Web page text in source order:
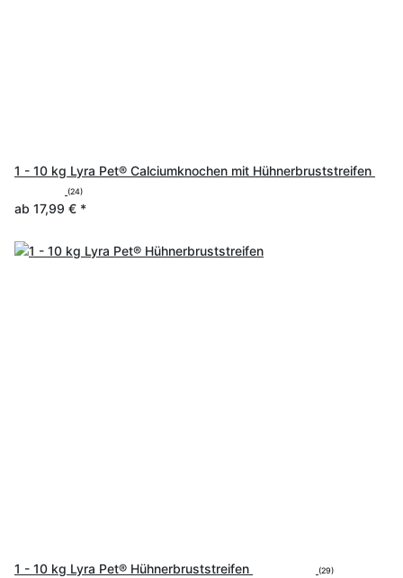
1 - 10 kg Lyra Pet® Calciumknochen mit Hühnerbruststreifen
(24)
ab 17,99 € *
1 - 10 kg Lyra Pet® Hühnerbruststreifen (29)